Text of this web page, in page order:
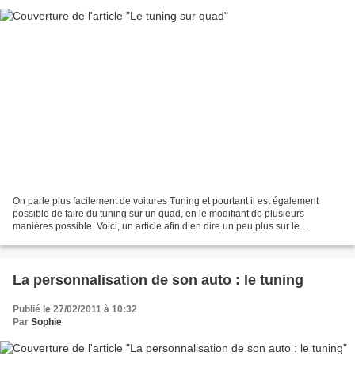
On parle plus facilement de voitures Tuning et pourtant il est également
possible de faire du tuning sur un quad, en le modifiant de plusieurs
manières possible. Voici, un article afin d’en dire un peu plus sur le
La personnalisation de son auto : le tuning
Publié le 27/02/2011 à 10:32
Par Sophie